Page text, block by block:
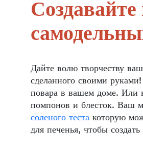
Дайте волю творчеству
сделанного своими
повара в вашем доме. Или
помпонов и блесток. Ваш
соленого теста которую
для печенья, чтобы